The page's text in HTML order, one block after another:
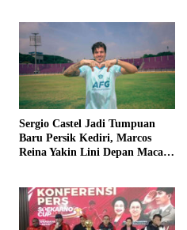
Sergio Castel Jadi Tumpuan
Baru Persik Kediri, Marcos
Reina Yakin Lini Depan Macan